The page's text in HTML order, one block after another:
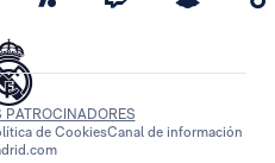
PATROCINADORES
de CookiesCanal de información